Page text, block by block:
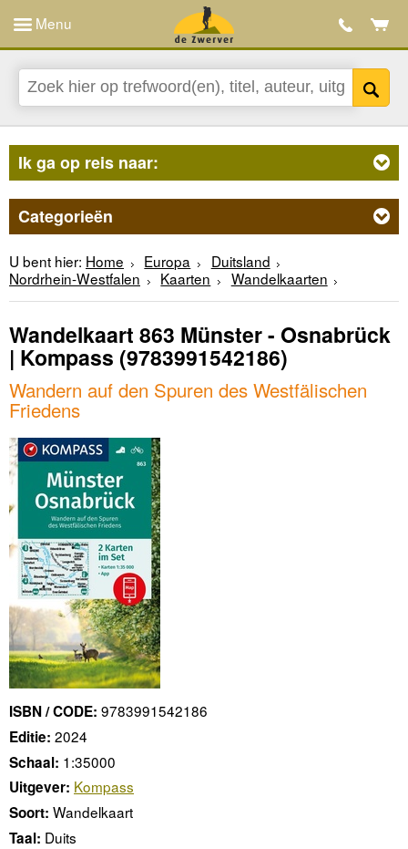
Menu
Ik ga op reis naar:
Categorieën
U bent hier: Home Europa
Duitsland
Nordrhein-Westfalen
Kaarten Wandelkaarten
Wandelkaart 863 Münster - Osnabrück
| Kompass (9783991542186)
Wandern auf den Spuren des Westfälischen
Friedens
ISBN / CODE: 9783991542186
Editie: 2024
Schaal: 1:35000
Uitgever: Kompass
Soort: Wandelkaart
Taal: Duits